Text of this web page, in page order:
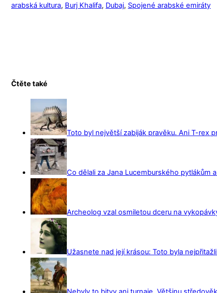
arabská kultura, Burj Khalifa, Dubaj, Spojené arabské emiráty
Čtěte také
Toto byl největší zabiják pravěku. Ani T-rex
Co dělali za Jana Lucemburského pytlákům
Archeolog vzal osmiletou dceru na
Užasnete nad její krásou: Toto byla